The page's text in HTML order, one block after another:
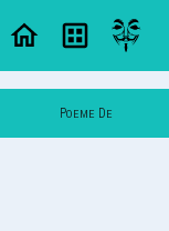
Poeme De